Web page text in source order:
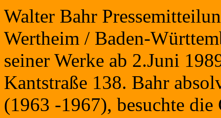
Walter Bahr
Wertheim / Baden-
seiner Werke ab 2.Juni
Kantstraße 138. Bahr
(1963 -1967), besuchte